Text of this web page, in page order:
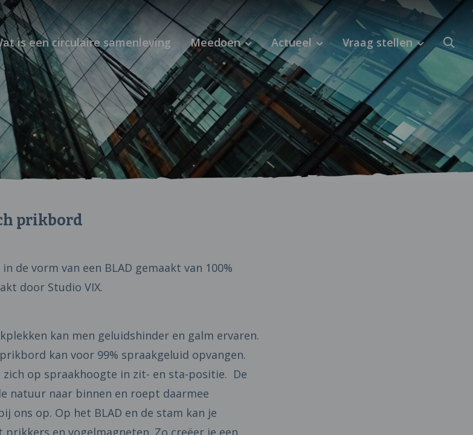
is een circulaire samenleving Meedoen Actueel Vraag stellen
prikbord
de vorm van een BLAD gemaakt van 100%
door Studio VIX.
kan men geluidshinder en galm ervaren.
kan voor 99% spraakgeluid opvangen.
zich op spraakhoogte in zit- en sta-positie. De
natuur naar binnen en roept daarmee
ons op. Op het BLAD en de stam kan je
en vogelmagneten. Zo creëer je een